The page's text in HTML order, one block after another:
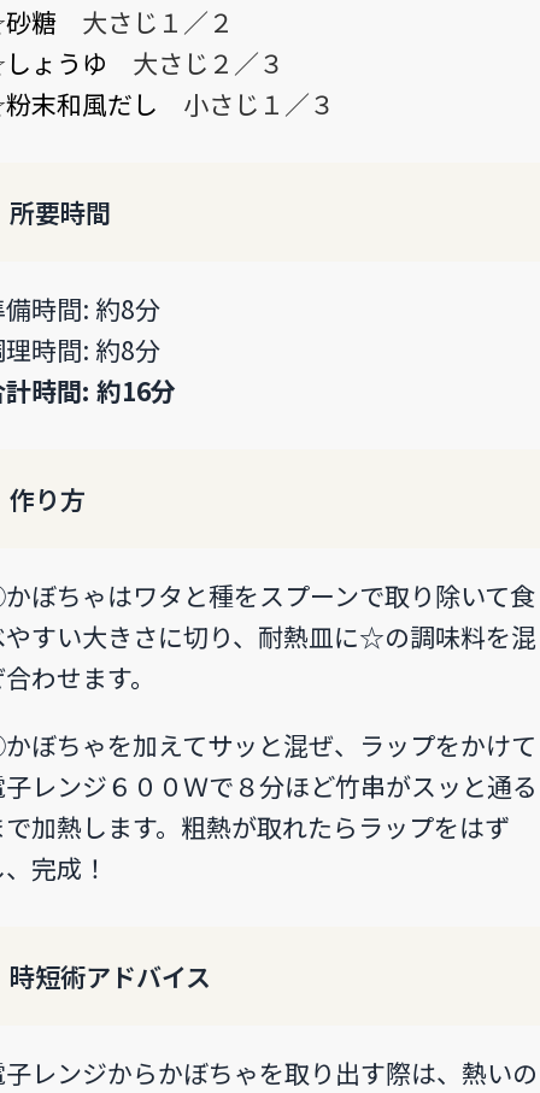
砂糖
大さじ１／２
しょうゆ 大さじ２／３
粉末和風だし 小さじ１／３
所要時間
時間: 約8分
時間: 約8分
時間: 約16分
作り方
ぼちゃはワタと種をスプーンで取り除いて食
すい大きさに切り、耐熱皿に☆の調味料を混
わせます。
ぼちゃを加えてサッと混ぜ、ラップをかけて
レンジ６００Ｗで８分ほど竹串がスッと通る
加熱します。粗熱が取れたらラップをはず
完成！
時短術アドバイス
レンジからかぼちゃを取り出す際は、熱いの